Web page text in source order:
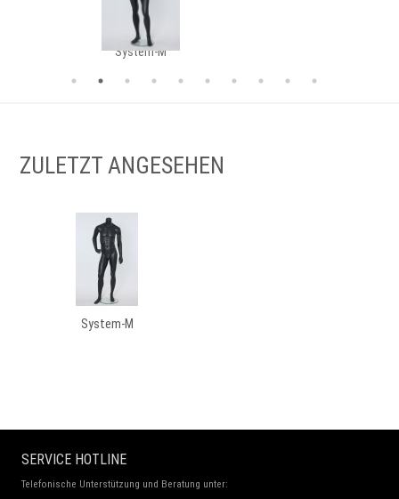
System-M
ZULETZT ANGESEHEN
System-M
SERVICE HOTLINE
Telefonische Unterstützung und Beratung unter: